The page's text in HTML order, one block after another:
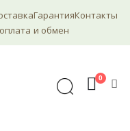
Гарантия
и обмен
Контакты
0